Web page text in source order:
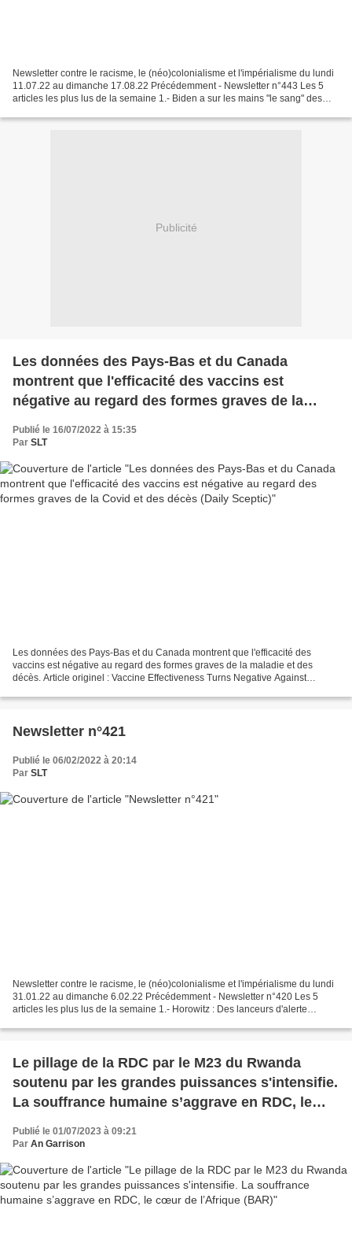
Newsletter contre le racisme, le (néo)colonialisme et l'impérialisme du lundi
11.07.22 au dimanche 17.08.22 Précédemment - Newsletter n°443 Les 5
articles les plus lus de la semaine 1.- Biden a sur les mains "le sang" des
Publicité
Les données des Pays-Bas et du Canada
montrent que l'efficacité des vaccins est
négative au regard des formes graves de la
Publié le 16/07/2022 à 15:35
Par SLT
Les données des Pays-Bas et du Canada montrent que l'efficacité des
vaccins est négative au regard des formes graves de la maladie et des
décès. Article originel : Vaccine Effectiveness Turns Negative Against
Newsletter n°421
Publié le 06/02/2022 à 20:14
Par SLT
Newsletter contre le racisme, le (néo)colonialisme et l'impérialisme du lundi
31.01.22 au dimanche 6.02.22 Précédemment - Newsletter n°420 Les 5
articles les plus lus de la semaine 1.- Horowitz : Des lanceurs d'alerte
Le pillage de la RDC par le M23 du Rwanda
soutenu par les grandes puissances s'intensifie.
La souffrance humaine s’aggrave en RDC, le
Publié le 01/07/2023 à 09:21
Par An Garrison